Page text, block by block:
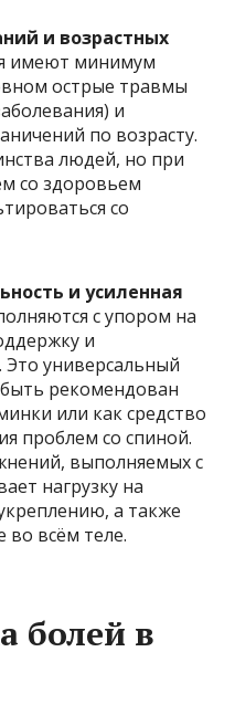
и возрастных
имеют минимум
острые травмы
и
по возрасту.
людей, но при
со здоровьем
со
и усиленная
с упором на
и
универсальный
рекомендован
или как средство
проблем со спиной.
выполняемых с
нагрузку на
а также
всём теле.
болей в